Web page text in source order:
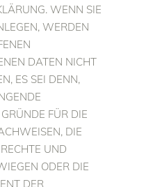
WENN SIE
WERDEN
DATEN NICHT
ES SEI DENN,
FÜR DIE
DIE
UND
ODER DIE
DER